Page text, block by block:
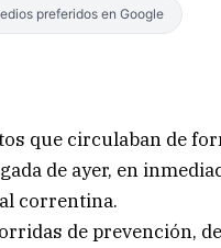
preferidos en Google
que circulaban de
de ayer, en
correntina.
de prevención,